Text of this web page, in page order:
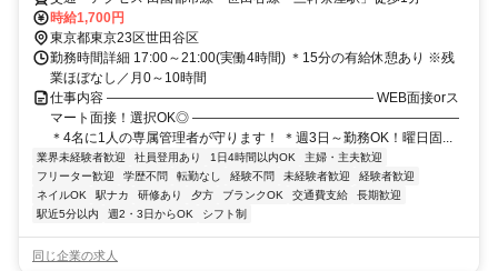
時給1,700円
東京都東京23区世田谷区
勤務時間詳細 17:00～21:00(実働4時間) ＊15分の有給休憩あり ※残
業ほぼなし／月0～10時間
仕事内容 ―――――――――――――――――――― WEB面接orス
マート面接！選択OK◎ ――――――――――――――――――――
＊4名に1人の専属管理者が守ります！ ＊週3日～勤務OK！曜日固...
業界未経験者歓迎 社員登用あり 1日4時間以内OK
主婦・主夫歓迎
フリーター歓迎
学歴不問 転勤なし 経験不問 未経験者歓迎
経験者歓迎
ネイルOK
駅ナカ 研修あり 夕方 ブランクOK 交通費支給
長期歓迎
駅近5分以内
週2・3日からOK シフト制
同じ企業の求人